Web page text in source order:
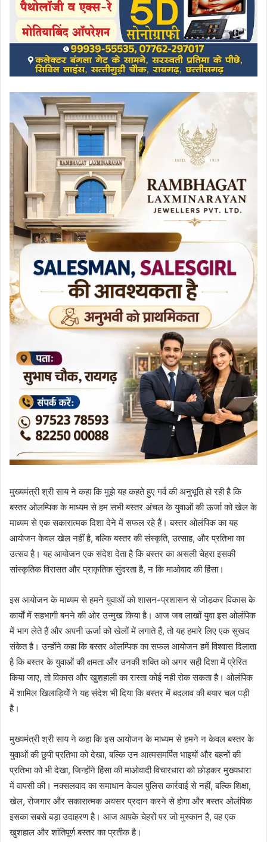
मुख्यमंत्री श्री साय ने कहा कि मुझे यह कहते हुए गर्व की अनुभूति हो रही है कि
बस्तर ओलम्पिक के माध्यम से हम सभी बस्तर अंचल के युवाओं की ऊर्जा को खेल के
माध्यम से एक सकारात्मक दिशा देने में सफल रहे हैं। बस्तर ओलंपिक का यह
आयोजन केवल खेल नहीं है, बल्कि बस्तर की संस्कृति, उत्साह, और प्रतिभा का
उत्सव है। यह आयोजन एक संदेश देता है कि बस्तर का असली चेहरा इसकी
सांस्कृतिक विरासत और प्राकृतिक सुंदरता है, न कि माओवाद की हिंसा।
इस आयोजन के माध्यम से हमने युवाओं को शासन-प्रशासन से जोड़कर विकास के
कार्याें में सहभागी बनने की ओर उन्मुख किया है। आज जब लाखों युवा इस ओलंपिक
में भाग लेते हैं और अपनी ऊर्जा को खेलों में लगाते हैं, तो यह हमारे लिए एक सुखद
संकेत है। उन्होंने कहा कि बस्तर ओलम्पिक का सफल आयोजन हमें विश्वास दिलाता
है कि बस्तर के युवाओं की क्षमता और उनकी शक्ति को अगर सही दिशा में प्रेरित
किया जाए, तो विकास और खुशहाली का रास्ता कोई नही रोक सकता है। ओलंपिक
में शामिल खिलाड़ियोें ने यह संदेश भी दिया कि बस्तर में बदलाव की बयार चल पड़ी
है।
मुख्यमंत्री श्री साय ने कहा कि इस आयोजन के माध्यम से हमने न केवल बस्तर के
युवाओं की छुपी प्रतिभा को देखा, बल्कि उन आत्मसमर्पित भाइयों और बहनों की
प्रतिभा को भी देखा, जिन्होंने हिंसा की माओवादी विचारधारा को छोड़कर मुख्यधारा
में वापसी की। नक्सलवाद का समाधान केवल पुलिस कार्रवाई से नहीं, बल्कि शिक्षा,
खेल, रोजगार और सकारात्मक अवसर प्रदान करने से होगा और बस्तर ओलंपिक
इसका सबसे बड़ा उदाहरण है। आज आपके चेहरों पर जो मुस्कान है, वह एक
खुशहाल और शांतिपूर्ण बस्तर का प्रतीक है।